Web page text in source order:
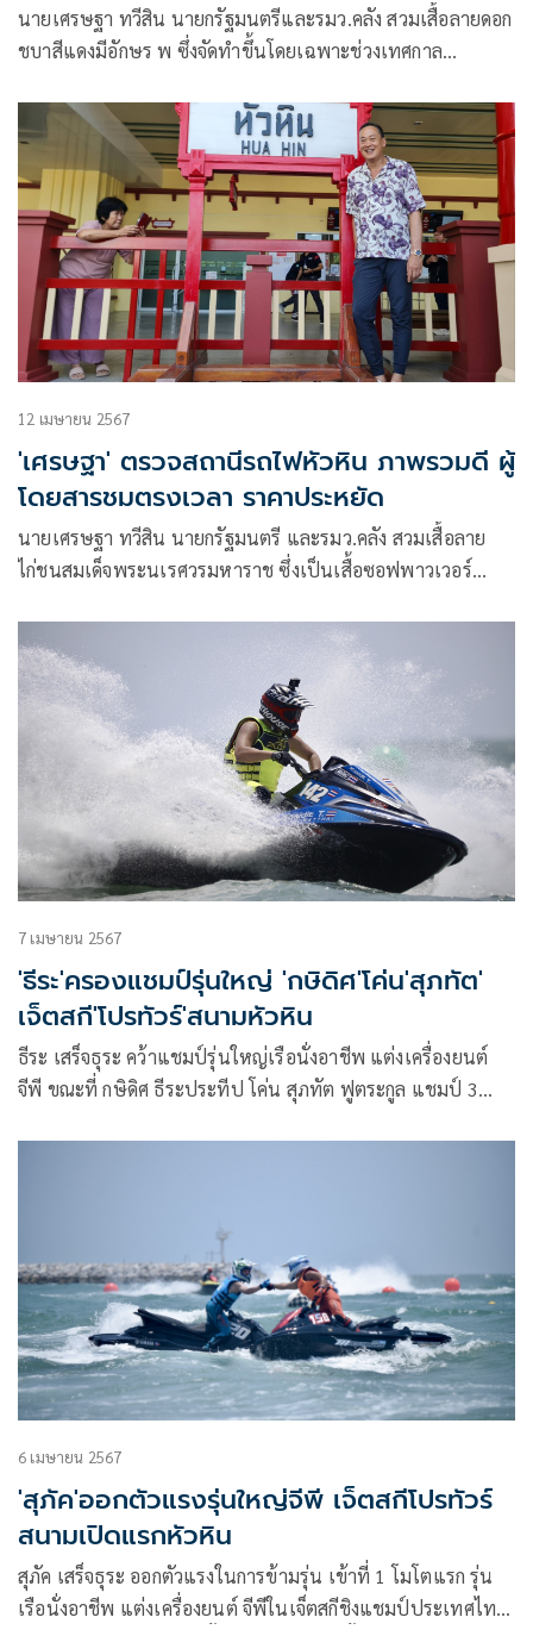
นายเศรษฐา ทวีสิน นายกรัฐมนตรีและรมว.คลัง สวมเสื้อลายดอก
ชบาสีแดงมีอักษร พ ซึ่งจัดทำขึ้นโดยเฉพาะช่วงเทศกาล
รุ่งเรืองกิจรมว.คมนาคม
12 เมษายน 2567
'เศรษฐา' ตรวจสถานีรถไฟหัวหิน ภาพรวมดี ผู้
โดยสารชมตรงเวลา ราคาประหยัด
นายเศรษฐา ทวีสิน นายกรัฐมนตรี และรมว.คลัง สวมเสื้อลาย
ไก่ชนสมเด็จพระนเรศวรมหาราช ซึ่งเป็นเสื้อซอฟพาวเวอร์
7 เมษายน 2567
'ธีระ'ครองแชมป์รุ่นใหญ่ 'กษิดิศ'โค่น'สุภทัต'
เจ็ตสกี'โปรทัวร์'สนามหัวหิน
ธีระ เสร็จธุระ คว้าแชมป์รุ่นใหญ่เรือนั่งอาชีพ แต่งเครื่องยนต์
จีพี ขณะที่ กษิดิศ ธีระประทีป โค่น สุภทัต ฟูตระกูล แชมป์ 3
6 เมษายน 2567
'สุภัค'ออกตัวแรงรุ่นใหญ่จีพี เจ็ตสกีโปรทัวร์
สนามเปิดแรกหัวหิน
สุภัค เสร็จธุระ ออกตัวแรงในการข้ามรุ่น เข้าที่ 1 โมโตแรก รุ่น
เรือนั่งอาชีพ แต่งเครื่องยนต์ จีพีในเจ็ตสกีชิงแชมป์ประเทศไทย